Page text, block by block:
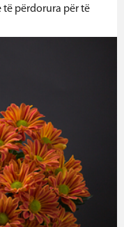
të përdorura për të